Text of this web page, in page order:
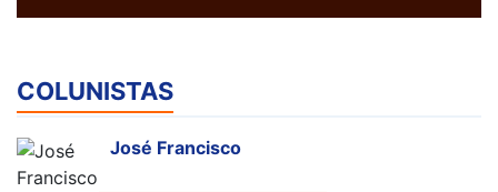
COLUNISTAS
José Francisco